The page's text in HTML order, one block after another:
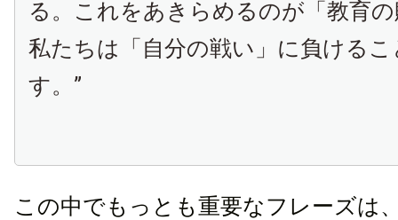
る。これをあきらめるのが「教育
私たちは「自分の戦い」に負ける
す。”
この中でもっとも重要なフレーズは